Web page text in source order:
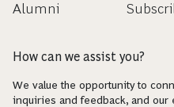
Alumni
How can we assist you?
We value the opportunity to
inquiries and feedback, and